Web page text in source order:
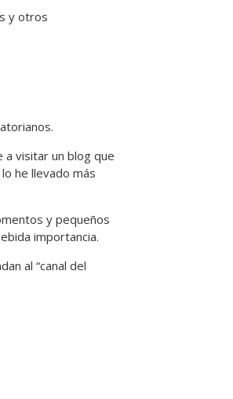
y otros
a visitar un blog que
he llevado más
y pequeños
importancia.
al “canal del